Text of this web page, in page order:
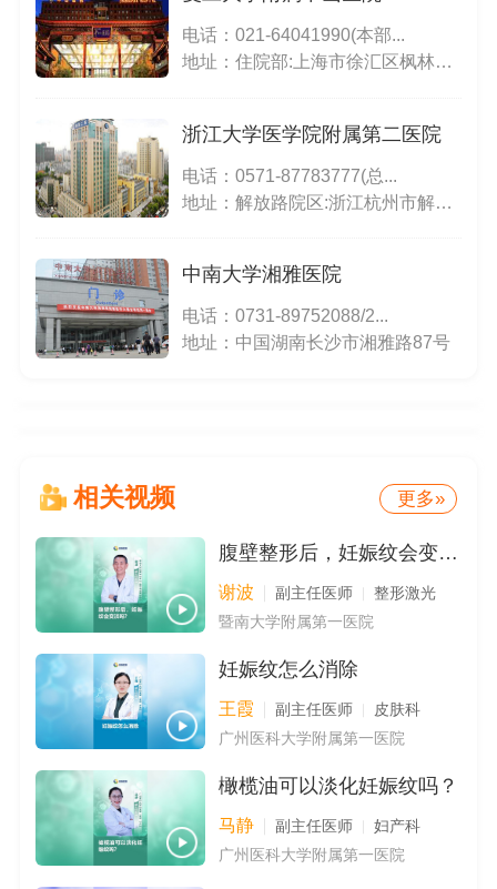
电话： 021-64041990(本部...
地址：住院部:上海市徐汇区枫林路180号;东院:上海市徐汇区斜土路的1609号;西院:上海市徐汇区医学院路111号;特需门诊、生殖医学中心(15号楼):上海市小木桥路260号
浙江大学医学院附属第二医院
电话： 0571-87783777(总...
地址：解放路院区:浙江杭州市解放路88号;滨江院区:浙江省杭州市滨江区江虹路1511号
中南大学湘雅医院
电话： 0731-89752088/2...
地址：中国湖南长沙市湘雅路87号
相关视频 更多»
腹壁整形后，妊娠纹会变淡吗？
谢波 副主任医师
整形激光
暨南大学附属第一医院
妊娠纹怎么消除
王霞 副主任医师
皮肤科
广州医科大学附属第一医院
橄榄油可以淡化妊娠纹吗？
马静 副主任医师
妇产科
广州医科大学附属第一医院